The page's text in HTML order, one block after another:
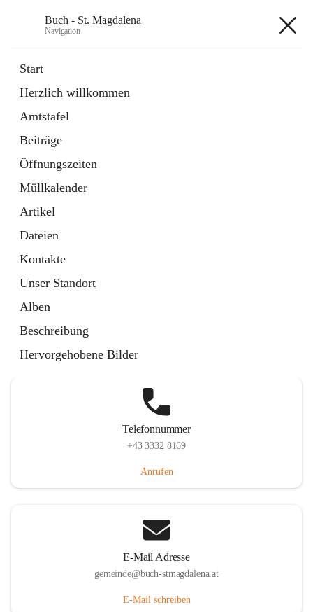
Buch - St. Magdalena
Navigation
Start
Herzlich willkommen
Amtstafel
Beiträge
Öffnungszeiten
Müllkalender
Artikel
Dateien
Kontakte
Unser Standort
Alben
Beschreibung
Hervorgehobene Bilder
11 Schnellzugriffe
Bürgerservice
10 Schnellzugriffe
Telefonnummer
+43 3332 8169
Anrufen
E-Mail Adresse
gemeinde@buch-stmagdalena.at
E-Mail schreiben